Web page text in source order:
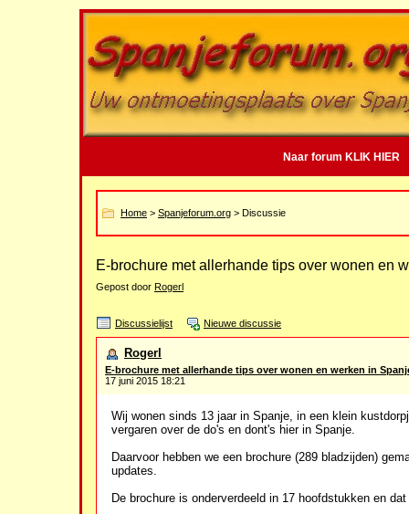
Naar forum KLIK HIER
Home > Spanjeforum.org > Discussie
E-brochure met allerhande tips over wonen en
Gepost door Rogerl
Discussielijst Nieuwe discussie
Rogerl
E-brochure met allerhande tips over wonen en werken in
17 juni 2015 18:21
Wij wonen sinds 13 jaar in Spanje, in een klein
vergaren over de do's en dont's hier in Spanje.
Daarvoor hebben we een brochure (289 bladzijden)
updates.
De brochure is onderverdeeld in 17 hoofdstukken en